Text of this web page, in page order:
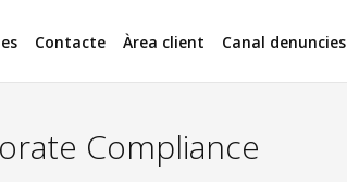
Contacte Àrea client Canal denuncies
Compliance